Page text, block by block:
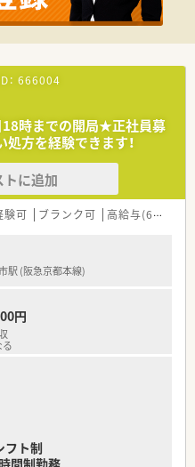
の認定を受けるなど、質の高い
。
セプトに、西洋風の美しい外観
入し、患者様にとっての「心の
なっており、残業は月に1時間
、土曜日の出勤分は平日に振り
す。
り、スタッフ同士がフォローし
。
666004
18時までの開局★正社員募
方を経験できます！
に追加
験可 ブランク可 高給与(600万円以上)
駅 (阪急京都本線)
円
フト制